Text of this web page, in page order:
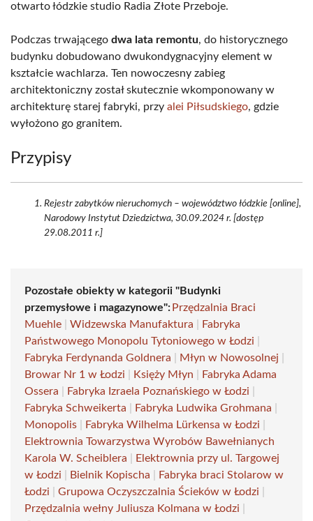
otwarto łódzkie studio Radia Złote Przeboje.
Podczas trwającego dwa lata remontu, do historycznego
budynku dobudowano dwukondygnacyjny element w
kształcie wachlarza. Ten nowoczesny zabieg
architektoniczny został skutecznie wkomponowany w
architekturę starej fabryki, przy alei Piłsudskiego, gdzie
wyłożono go granitem.
Przypisy
Rejestr zabytków nieruchomych – województwo łódzkie [online],
Narodowy Instytut Dziedzictwa, 30.09.2024 r. [dostęp
29.08.2011 r.]
Pozostałe obiekty w kategorii "Budynki
przemysłowe i magazynowe": Przędzalnia Braci
Muehle
Widzewska Manufaktura
Fabryka
Państwowego Monopolu Tytoniowego w Łodzi
Fabryka Ferdynanda Goldnera
Młyn w Nowosolnej
Browar Nr 1 w Łodzi
Księży Młyn
Fabryka Adama
Ossera
Fabryka Izraela Poznańskiego w Łodzi
Fabryka Schweikerta
Fabryka Ludwika Grohmana
Monopolis
Fabryka Wilhelma Lürkensa w Łodzi
Elektrownia Towarzystwa Wyrobów Bawełnianych
Karola W. Scheiblera
Elektrownia przy ul. Targowej
w Łodzi
Bielnik Kopischa
Fabryka braci Stolarow w
Łodzi
Grupowa Oczyszczalnia Ścieków w Łodzi
Przędzalnia wełny Juliusza Kolmana w Łodzi